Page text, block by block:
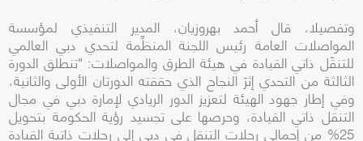
وتفصيلا، قال أحمد بهروزيان، المدير التنفيذي لمؤسسة
المواصلات العامة رئيس اللجنة المنظِّمة لتحدي دبي العالمي
للتنقّل ذاتي القيادة في هيئة الطرق والمواصلات: "تنطلق الدورة
الثالثة من التحدي إثرَ النجاح الذي حققته الدورتان الأولى والثانية،
وفي إطار جهود الهيئة لتعزيز الدور الريادي لإمارة دبي في مجال
التنقل ذاتي القيادة، وحرصها على تجسيد رؤية الحكومة بتحويل
25% من إجمالي رحلات التنقل في دبي إلى رحلات ذاتية القيادة